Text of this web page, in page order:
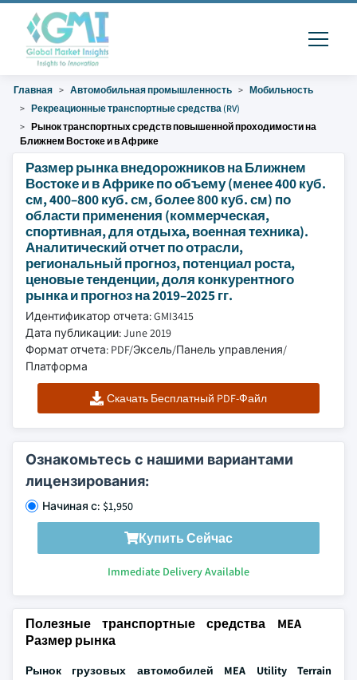
Главная Автомобильная промышленность
Мобильность
Рекреационные транспортные средства (RV)
Рынок транспортных средств повышенной проходимости на
Ближнем Востоке и в Африке
Размер рынка внедорожников на Ближнем
Востоке и в Африке по объему (менее 400 куб.
см, 400–800 куб. см, более 800 куб. см) по
области применения (коммерческая,
спортивная, для отдыха, военная техника).
Аналитический отчет по отрасли,
региональный прогноз, потенциал роста,
ценовые тенденции, доля конкурентного
рынка и прогноз на 2019–2025 гг.
Идентификатор отчета: GMI3415
Дата публикации: June 2019
Формат отчета: PDF/Эксель/Панель управления/
Платформа
Скачать Бесплатный PDF-Файл
Ознакомьтесь с нашими вариантами
лицензирования:
Начиная с: $1,950
Купить Сейчас
Immediate Delivery Available
Полезные транспортные средства MEA
Размер рынка
Рынок грузовых автомобилей MEA Utility Terrain